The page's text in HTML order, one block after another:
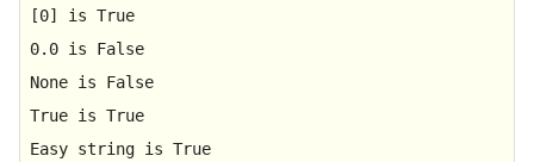
[0] is True
0.0 is
False
None is
False
True is True
Easy string is True